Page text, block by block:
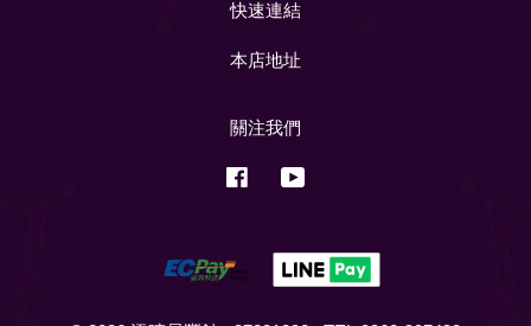
快速連結
本店地址
關注我們
Facebook